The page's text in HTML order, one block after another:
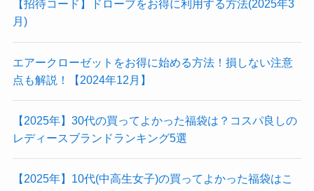
【招待コード】ドローブをお得に利用する方法(2025年3
月)
エアークローゼットをお得に始める方法！損しない注意
点も解説！【2024年12月】
【2025年】30代の買ってよかった福袋は？コスパ良しの
レディースブランドランキング5選
【2025年】10代(中高生女子)の買ってよかった福袋はこ